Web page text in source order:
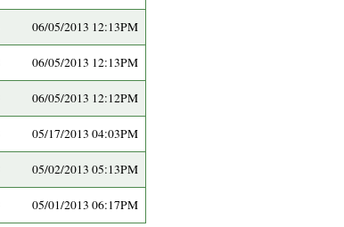
06/05/2013 12:13PM
06/05/2013 12:13PM
06/05/2013 12:12PM
05/17/2013 04:03PM
05/02/2013 05:13PM
05/01/2013 06:17PM